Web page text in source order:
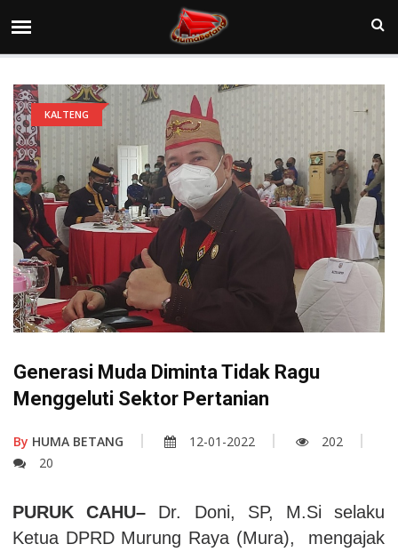
KALTENG
Generasi Muda Diminta Tidak Ragu
Menggeluti Sektor Pertanian
By HUMA BETANG 12-01-2022
202
20
PURUK CAHU– Dr. Doni, SP, M.Si selaku
Ketua DPRD Murung Raya (Mura), mengajak